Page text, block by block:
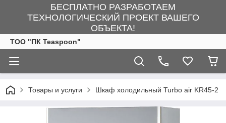
БЕСПЛАТНО РАЗРАБОТАЕМ
ТЕХНОЛОГИЧЕСКИЙ ПРОЕКТ ВАШЕГО
ОБЪЕКТА!
ТОО "ПК Teaspoon"
Товары и услуги Шкаф холодильный Turbo air KR45-2